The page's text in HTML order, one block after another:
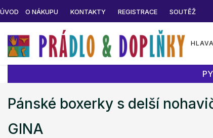
ÚVOD O NÁKUPU KONTAKTY REGISTRACE SOUTĚŽ
HLAVA
Pánské boxerky s delší
GINA